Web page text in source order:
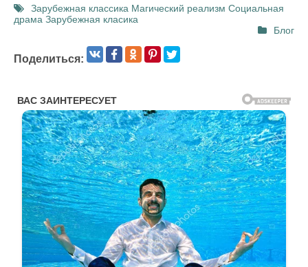
Зарубежная классика Магический реализм Социальная
драма Зарубежная класика
Блог
Поделиться: